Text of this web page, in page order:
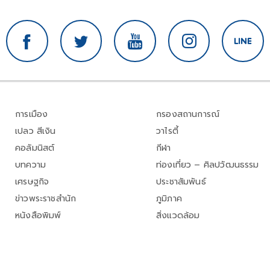
การเมือง
เปลว สีเงิน
คอลัมนิสต์
บทความ
เศรษฐกิจ
ข่าวพระราชสำนัก
หนังสือพิมพ์
กรองสถานการณ์
วาไรตี้
กีฬา
ท่องเที่ยว – ศิลปวัฒนธรรม
ประชาสัมพันธ์
ภูมิภาค
สิ่งแวดล้อม